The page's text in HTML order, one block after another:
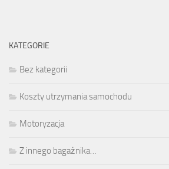
KATEGORIE
Bez kategorii
Koszty utrzymania samochodu
Motoryzacja
Z innego bagażnika…